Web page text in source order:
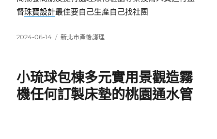
督珠寶設計最佳要自己生產自己找社團
發
2024-06-14
分
新北市產後護理
小琉球包棟多元實用景觀造霧
機任何訂製床墊的桃園通水管